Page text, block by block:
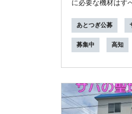
に必要な機材はす
い！ ・...
あとつぎ公募
募集中 高知